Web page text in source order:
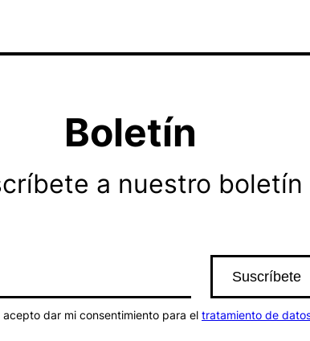
Boletín
a nuestro boletín
acepto dar mi consentimiento para el tratamiento de